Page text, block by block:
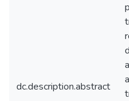
dc.description.abstract